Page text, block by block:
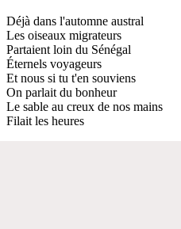
Déjà dans l'automne austral
Les oiseaux migrateurs
Partaient loin du Sénégal
Éternels voyageurs
Et nous si tu t'en souviens
On parlait du bonheur
Le sable au creux de nos mains
Filait les heures